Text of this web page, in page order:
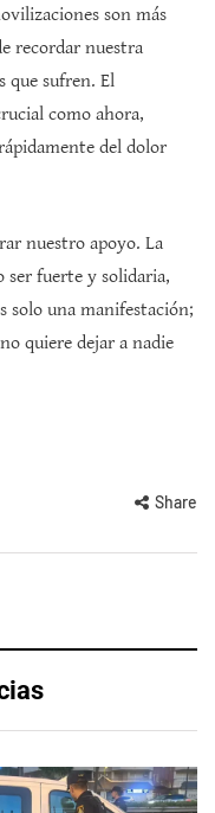
son más
recordar nuestra
que sufren. El
como ahora,
del dolor
nuestro apoyo. La
ser fuerte y solidaria,
solo una manifestación;
quiere dejar a nadie
Share